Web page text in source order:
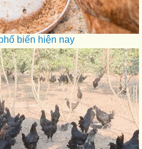
biến hiện nay